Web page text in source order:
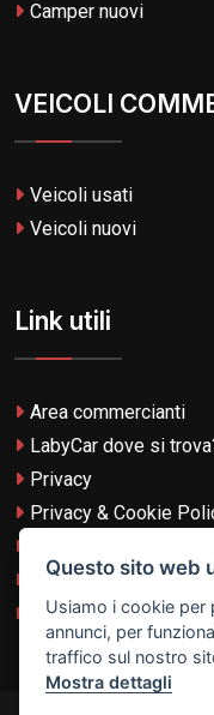
Camper nuovi
VEICOLI
Veicoli usati
Veicoli nuovi
Link utili
Area commercianti
LabyCar dove si
Privacy
Privacy & Cookie
Termini e Condizioni
Login con TikTok
Questo sito web
Usiamo i cookie per
annunci, per
traffico sul nostro
Mostra dettagli